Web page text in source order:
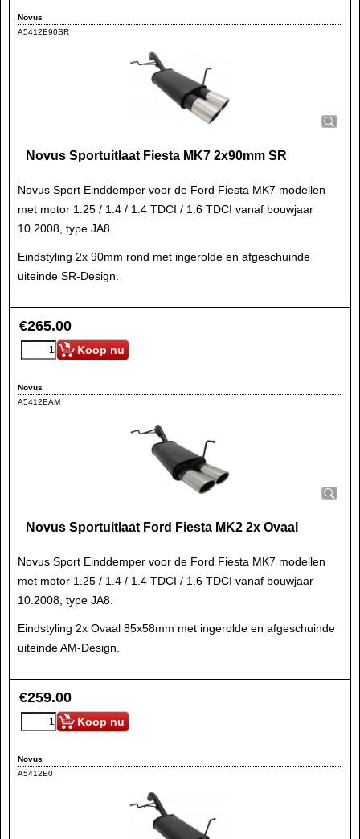
Novus
A5412E90SR
Novus Sportuitlaat Fiesta MK7 2x90mm SR
Novus Sport Einddemper voor de Ford Fiesta MK7 modellen
met motor 1.25 / 1.4 / 1.4 TDCI / 1.6 TDCI vanaf bouwjaar
10.2008, type JA8.
Eindstyling 2x 90mm rond met ingerolde en afgeschuinde
uiteinde SR-Design.
€265.00
Koop nu
Novus
A5412EAM
Novus Sportuitlaat Ford Fiesta MK2 2x Ovaal
Novus Sport Einddemper voor de Ford Fiesta MK7 modellen
met motor 1.25 / 1.4 / 1.4 TDCI / 1.6 TDCI vanaf bouwjaar
10.2008, type JA8.
Eindstyling 2x Ovaal 85x58mm met ingerolde en afgeschuinde
uiteinde AM-Design.
€259.00
Koop nu
Novus
A5412E0